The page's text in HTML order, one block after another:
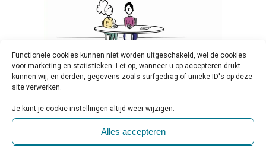
Functionele cookies kunnen niet worden uitgeschakeld, wel de cookies
voor marketing en statistieken. Let op, wanneer u op accepteren drukt
kunnen wij, en derden, gegevens zoals surfgedrag of unieke ID's op deze
site verwerken.
Je kunt je cookie instellingen altijd weer wijzigen.
Alles accepteren
06 JAN
NIEUWE WET VERPLICHTE